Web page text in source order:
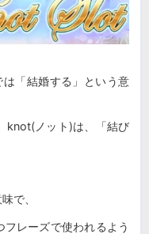
「結婚する」という意
knot(ノット)は、「結び
で、
レーズで使われるよう